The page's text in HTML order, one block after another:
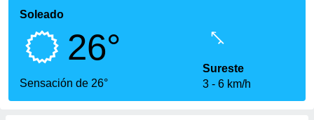
ha
calidad.
a este
las
Soleado
26°
Sensación de 26°
Sureste
3
6 km/h